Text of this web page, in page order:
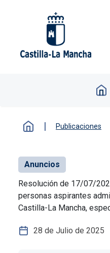
Publicaciones
Anuncios
Resolución de 17/07/
personas aspirantes
Castilla-La Mancha,
28 de Julio de 2025